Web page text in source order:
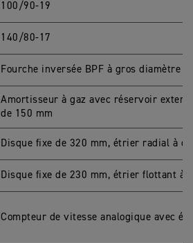
100/90-19
140/80-17
Fourche inversée BPF à gros diamètre
Amortisseur à gaz avec réservoir
de 150 mm
Disque fixe de 320 mm, étrier radial à
Disque fixe de 230 mm, étrier flottant à
Compteur de vitesse analogique avec